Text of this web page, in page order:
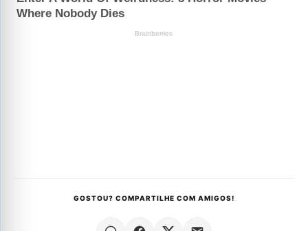
GOSTOU? COMPARTILHE COM AMIGOS!